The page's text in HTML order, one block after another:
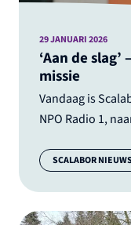
‘Aan de
missie
Vandaag is
NPO Radio 1,
29 JANUARI 2026
Categorie:
SCALABOR